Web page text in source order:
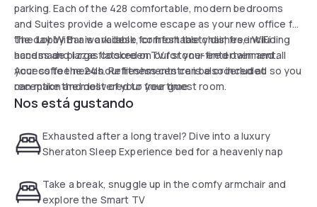
parking. Each of the 428 comfortable, modern bedrooms
and Suites provide a welcome escape as your new office for
the day. With a work desk, comfortable chair, free WiFi
access and large flatscreen TV for your entertainment.
Access to the 24 hour fitness centre is also included so you
can make the most of your free time.
The Lobby Bar is available for fresh tasty dishes, including
handmade pizzas cooked on our stone-fired oven and all
your coffee needs. Refreshments can be ordered at
reception and delivered to your guest room.
Nos está gustando
Exhausted after a long travel? Dive into a luxury
Sheraton Sleep Experience bed for a heavenly nap
Take a break, snuggle up in the comfy armchair and
explore the Smart TV